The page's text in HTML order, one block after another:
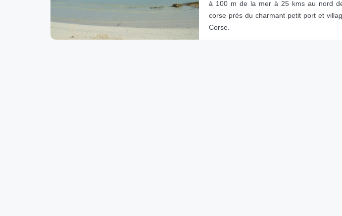
à 100 m de la mer à 25 kms au nord
corse près du charmant petit port et
Corse.